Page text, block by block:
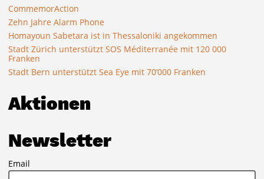
CommemorAction
Zehn Jahre Alarm Phone
Homayoun Sabetara ist in Thessaloniki angekommen
Stadt Zürich unterstützt SOS Méditerranée mit 120 000
Franken
Stadt Bern unterstützt Sea Eye mit 70’000 Franken
Aktionen
Newsletter
Email